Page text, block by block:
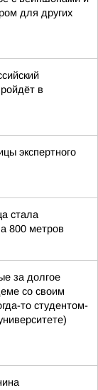
для других
в
экспертного
стала
800 метров
за долгое
со своим
то студентом-